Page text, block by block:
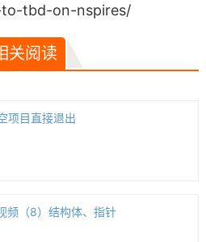
tbd-on-nspires/
关阅读
项目直接退出
频（8）结构体、指针